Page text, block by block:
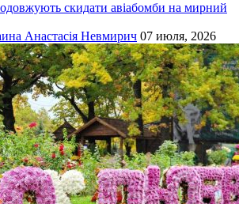
скидати авіабомби на мирний
Анастасія Невмирич 07 июля, 2026